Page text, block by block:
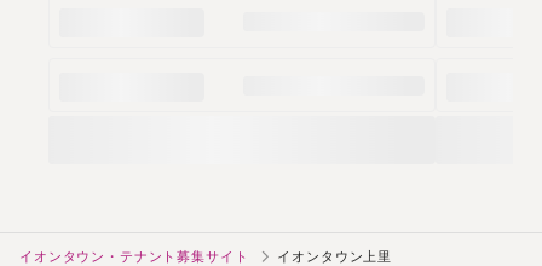
イオンタウン・テナント募集サイト イオンタウン上里